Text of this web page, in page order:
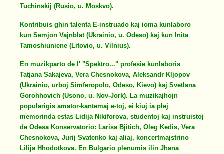
Tuchinskij (Rusio, u. Moskvo).
Kontribuis ghin talenta E-instruado kaj ioma kunlaboro
kun Semjon Vajnblat (Ukrainio, u. Odeso) kaj kun Inita
Tamoshiuniene (Litovio, u. Vilnius).
En muzikparto de l' "Spektro..." profesie kunlaboris
Tatjana Sakajeva, Vera Chesnokova, Aleksandr Kljopov
(Ukrainio, urboj Simferopolo, Odeso, Kievo) kaj Svetlana
Gorohhovich (Usono, u. Nov-Jork). La muzikajhojn
popularigis amator-kantemaj e-toj, ei kiuj ia plej
memorinda estas Lidija Nikiforova, studentoj kaj instruistoj
de Odesa Konservatorio: Larisa Bjitich, Oleg Kedis, Vera
Chesnokova, Jurij Svatenko kaj aliaj, koncertmajstrino
Lilija Hhodotkova. En Bulgario plenumis ilin Jhana